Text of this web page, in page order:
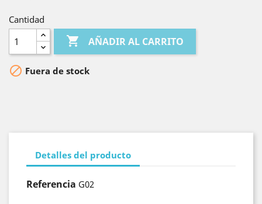
Cantidad
 AÑADIR AL CARRITO
 Fuera de stock
Detalles del producto
Referencia G02